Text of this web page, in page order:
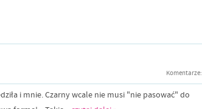
Komentarze:
i mnie. Czarny wcale nie musi "nie pasować" do